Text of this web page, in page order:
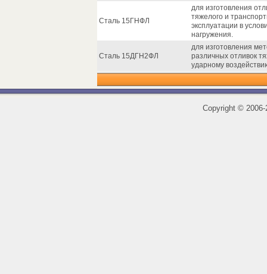
Сталь 15ГНФЛ
для изготовления
тяжелого и
эксплуатации в
нагружения.
Сталь 15ДГН2ФЛ
для изготовления
различных отливок
ударному
Copyright ©